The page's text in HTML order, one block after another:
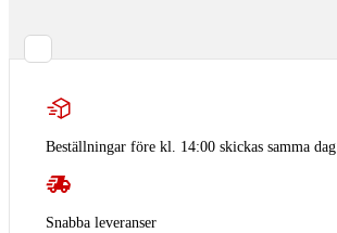
Beställningar före kl. 14:00 skickas samma dag
Snabba leveranser